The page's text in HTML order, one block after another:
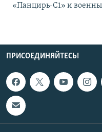
«Панцирь-С1» и
ПРИСОЕДИНЯЙТЕСЬ!